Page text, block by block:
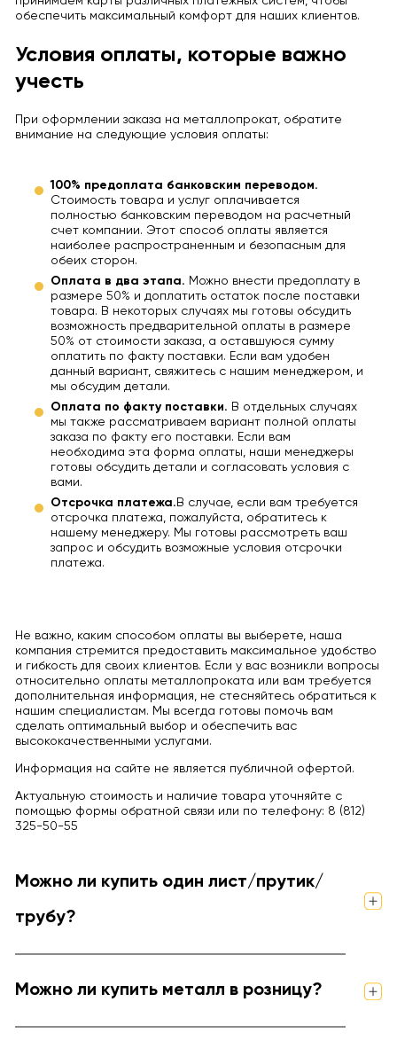
обеспечить максимальный комфорт для наших клиентов.
Условия оплаты, которые важно
учесть
При оформлении заказа на металлопрокат, обратите
внимание на следующие условия оплаты:
100% предоплата банковским переводом.
Стоимость товара и услуг оплачивается
полностью банковским переводом на расчетный
счет компании. Этот способ оплаты является
наиболее распространенным и безопасным для
обеих сторон.
Оплата в два этапа. Можно внести предоплату в
размере 50% и доплатить остаток после поставки
товара. В некоторых случаях мы готовы обсудить
возможность предварительной оплаты в размере
50% от стоимости заказа, а оставшуюся сумму
оплатить по факту поставки. Если вам удобен
данный вариант, свяжитесь с нашим менеджером, и
мы обсудим детали.
Оплата по факту поставки. В отдельных случаях
мы также рассматриваем вариант полной оплаты
заказа по факту его поставки. Если вам
необходима эта форма оплаты, наши менеджеры
готовы обсудить детали и согласовать условия с
вами.
Отсрочка платежа. В случае, если вам требуется
отсрочка платежа, пожалуйста, обратитесь к
нашему менеджеру. Мы готовы рассмотреть ваш
запрос и обсудить возможные условия отсрочки
платежа.
Не важно, каким способом оплаты вы выберете, наша
компания стремится предоставить максимальное удобство
и гибкость для своих клиентов. Если у вас возникли вопросы
относительно оплаты металлопроката или вам требуется
дополнительная информация, не стесняйтесь обратиться к
нашим специалистам. Мы всегда готовы помочь вам
сделать оптимальный выбор и обеспечить вас
высококачественными услугами.
Информация на сайте не является публичной офертой.
Актуальную стоимость и наличие товара уточняйте с
помощью формы обратной связи или по телефону: 8 (812)
325-50-55
Можно ли купить один лист/прутик/
трубу?
Можно ли купить металл в розницу?